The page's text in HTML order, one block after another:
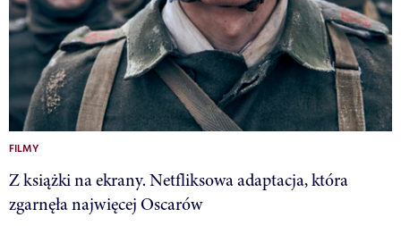
FILMY
Z książki na ekrany. Netfliksowa adaptacja, która
zgarnęła najwięcej Oscarów